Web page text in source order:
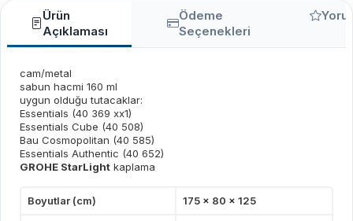
Ürün
Açıklaması
Ödeme
Seçenekleri
cam/metal
sabun hacmi 160 ml
uygun olduğu tutacaklar:
Essentials (40 369 xx1)
Essentials Cube (40 508)
Bau Cosmopolitan (40 585)
Essentials Authentic (40 652)
GROHE StarLight kaplama
Boyutlar (cm) 175 x 80 x 125